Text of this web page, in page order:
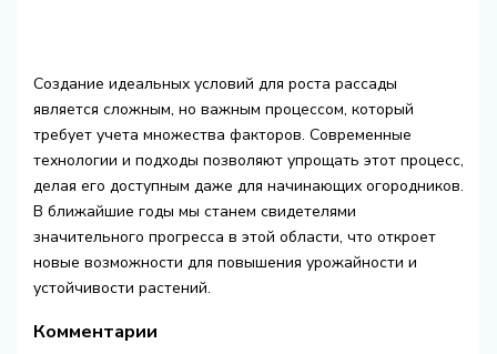
Создание идеальных условий для роста рассады
является сложным, но важным процессом, который
требует учета множества факторов. Современные
технологии и подходы позволяют упрощать этот процесс,
делая его доступным даже для начинающих огородников.
В ближайшие годы мы станем свидетелями
значительного прогресса в этой области, что откроет
новые возможности для повышения урожайности и
устойчивости растений.
Комментарии